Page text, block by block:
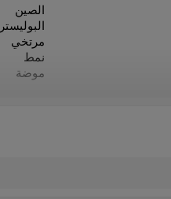
الصين
البوليستر
مرتخي
نمط
موضة